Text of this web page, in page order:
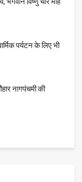
पर्यटन के लिए भी
नागपंचमी की